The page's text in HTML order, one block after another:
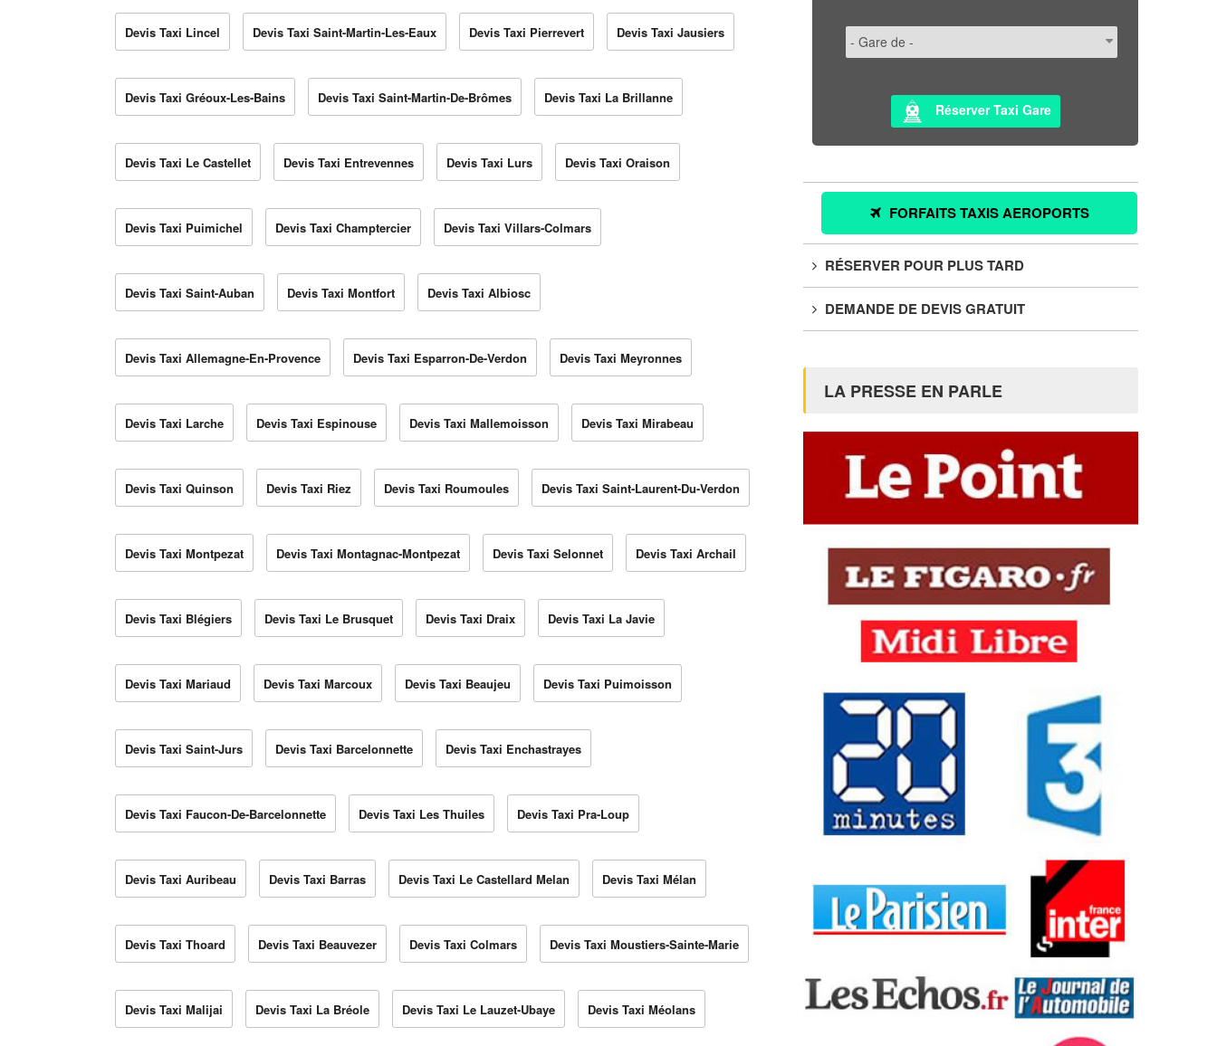
Devis Taxi Lincel Devis Taxi Saint-Martin-Les-Eaux Devis Taxi Pierrevert Devis Taxi Jausiers
Devis Taxi Gréoux-Les-Bains Devis Taxi Saint-Martin-De-Brômes Devis Taxi La Brillanne
Devis Taxi Le Castellet Devis Taxi Entrevennes Devis Taxi Lurs Devis Taxi Oraison
Devis Taxi Puimichel Devis Taxi Champtercier Devis Taxi Villars-Colmars
Devis Taxi Saint-Auban Devis Taxi Montfort Devis Taxi Albiosc
Devis Taxi Allemagne-En-Provence Devis Taxi Esparron-De-Verdon Devis Taxi Meyronnes
Devis Taxi Larche Devis Taxi Espinouse Devis Taxi Mallemoisson Devis Taxi Mirabeau
Devis Taxi Quinson Devis Taxi Riez Devis Taxi Roumoules Devis Taxi Saint-Laurent-Du-Verdon
Devis Taxi Montpezat Devis Taxi Montagnac-Montpezat Devis Taxi Selonnet Devis Taxi Archail
Devis Taxi Blégiers Devis Taxi Le Brusquet Devis Taxi Draix Devis Taxi La Javie
Devis Taxi Mariaud Devis Taxi Marcoux Devis Taxi Beaujeu Devis Taxi Puimoisson
Devis Taxi Saint-Jurs Devis Taxi Barcelonnette Devis Taxi Enchastrayes
Devis Taxi Faucon-De-Barcelonnette Devis Taxi Les Thuiles Devis Taxi Pra-Loup
Devis Taxi Auribeau Devis Taxi Barras Devis Taxi Le Castellard Melan Devis Taxi Mélan
Devis Taxi Thoard Devis Taxi Beauvezer Devis Taxi Colmars Devis Taxi Moustiers-Sainte-Marie
Devis Taxi Malijai Devis Taxi La Bréole Devis Taxi Le Lauzet-Ubaye Devis Taxi Méolans
Réserver Taxi Gare
FORFAITS TAXIS AEROPORTS
RÉSERVER POUR PLUS TARD
DEMANDE DE DEVIS GRATUIT
LA PRESSE EN PARLE